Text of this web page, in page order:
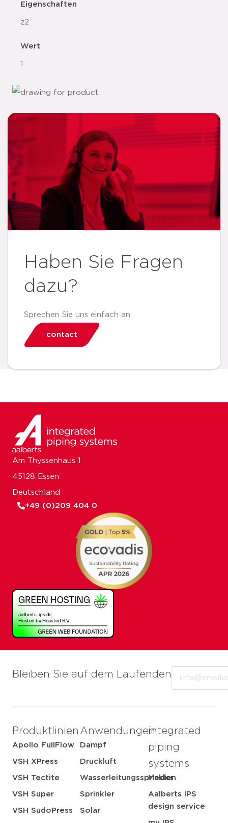
Eigenschaften
z2
Wert
1
Haben Sie Fragen
dazu?
Sprechen Sie uns einfach an.
contact
Bleiben Sie auf dem Laufenden
Produktlinien
Apollo FullFlow
VSH XPress
VSH Tectite
VSH Super
VSH SudoPress
Anwendungen
Dampf
Druckluft
Wasserleitungssprinkler
Sprinkler
Solar
integrated
piping
systems
Medien
Aalberts IPS
design service
Am Thyssenhaus 1
45128 Essen
Deutschland
+49 (0)209 404 0